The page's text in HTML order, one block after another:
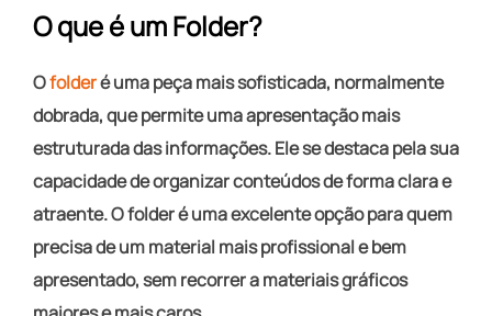
O que é um Folder?
Ofolderé uma peça mais sofisticada, normalmente
dobrada, que permite uma apresentação mais
estruturada das informações. Ele se destaca pela sua
capacidade de organizar conteúdos de forma clara e
atraente. O folder é uma excelente opção para quem
precisa de um material mais profissional e bem
apresentado, sem recorrer a materiais gráficos